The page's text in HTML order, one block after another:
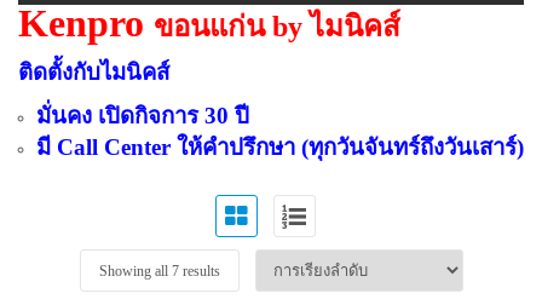
Kenpro ขอนแก่น by ไมนิคส์
ติดตั้งกับไมนิคส์
มั่นคง เปิดกิจการ 30 ปี
มี Call Center ให้คำปรึกษา (ทุกวันจันทร์ถึงวันเสาร์)
Showing all 7 results